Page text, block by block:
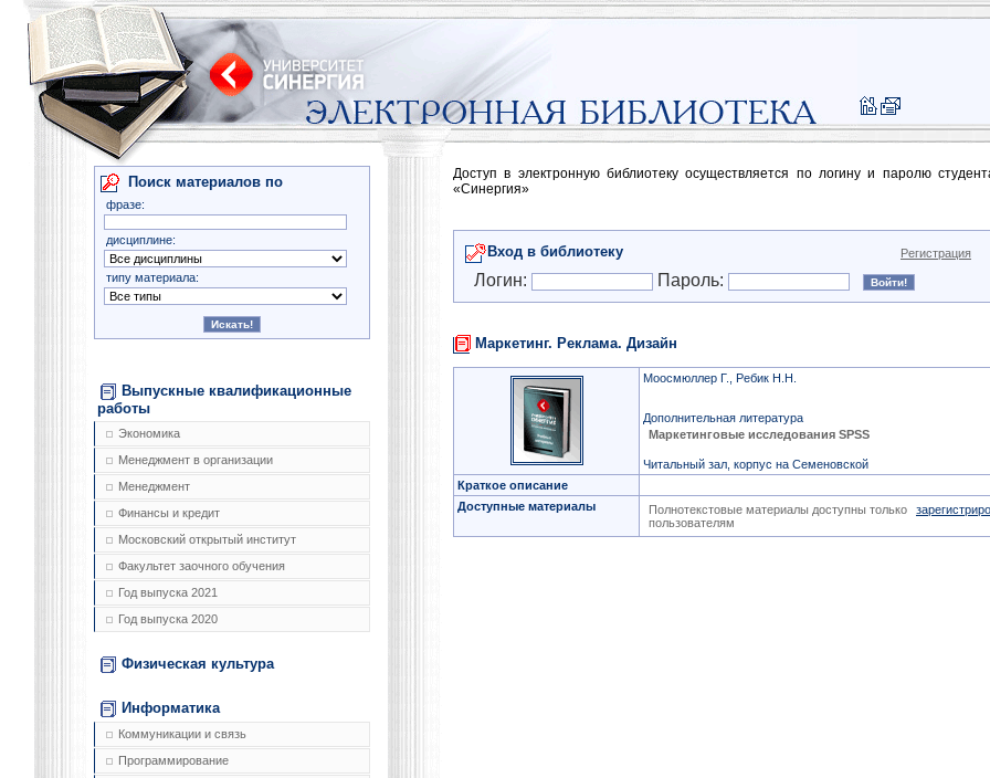
Поиск материалов по
фразе:
дисциплине:
типу материала:
Выпускные квалификационные
работы
Экономика
Менеджмент в организации
Менеджмент
Финансы и кредит
Московский открытый институт
Факультет заочного обучения
Год выпуска 2021
Год выпуска 2020
Физическая культура
Информатика
Коммуникации и связь
Программирование
Доступ в электронную библиотеку осуществляется по логину и паролю
«Синергия»
Вход в библиотеку Регистрация
Логин: Пароль:
Маркетинг. Реклама. Дизайн
Моосмюллер Г., Ребик Н.Н.
Дополнительная литература
Маркетинговые исследования SPSS
Читальный зал, корпус на Семеновской
Краткое описание
Доступные материалы
Полнотекстовые материалы доступны только
пользователям